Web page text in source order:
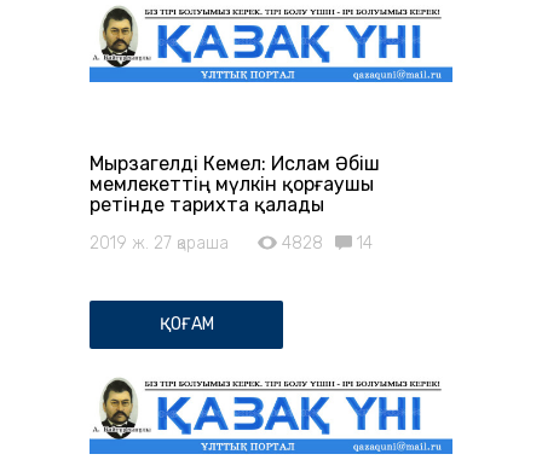
Мырзагелді Кемел: Ислам Әбіш
мемлекеттің мүлкін қорғаушы
ретінде тарихта қалады
2019 ж. 27 қараша 4828 14
ҚОҒАМ